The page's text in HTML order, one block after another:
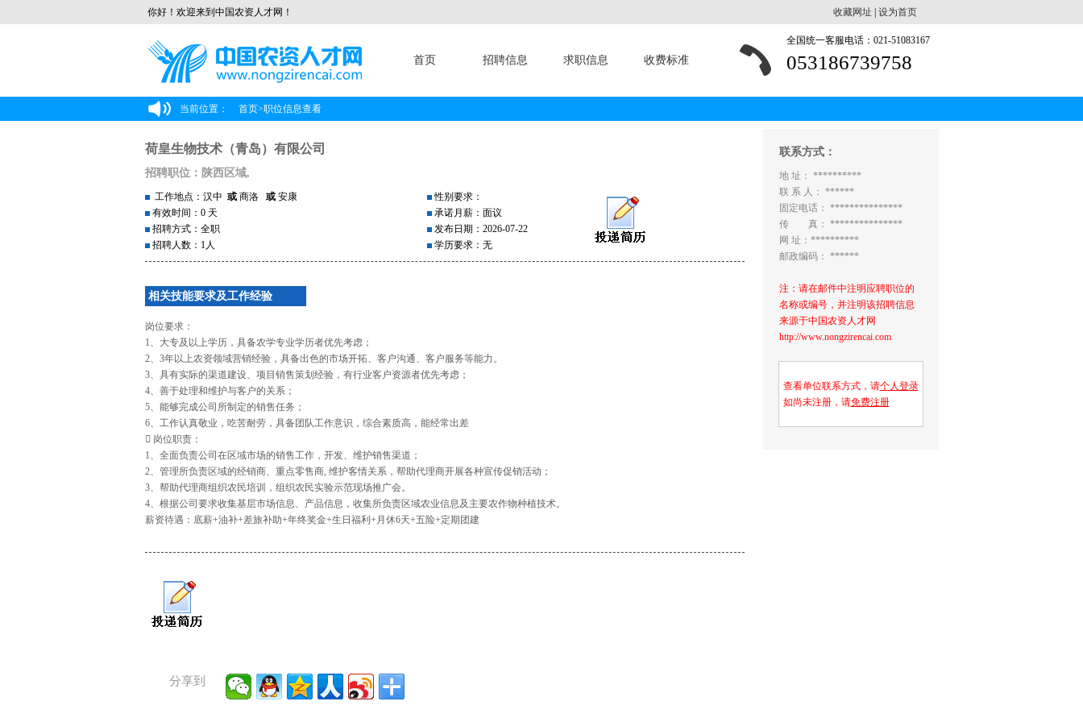
你好！欢迎来到中国农资人才网！ 收藏网址 设为首页
首页 招聘信息 求职信息 收费标准
全国统一客服电话：021-51083167
053186739758
当前位置： 首页>职位信息查看
荷皇生物技术（青岛）有限公司
招聘职位：陕西区域,
工作地点：汉中 或商洛 或安康
有效时间：0 天
招聘方式：全职
招聘人数：1人
性别要求：
承诺月薪：面议
发布日期：2026-07-22
学历要求：无
相关技能要求及工作经验
岗位要求：
1、大专及以上学历，具备农学专业学历者优先考虑；
2、3年以上农资领域营销经验，具备出色的市场开拓、客户沟通、客户服务等能力。
3、具有实际的渠道建设、项目销售策划经验，有行业客户资源者优先考虑；
4、善于处理和维护与客户的关系；
5、能够完成公司所制定的销售任务；
6、工作认真敬业，吃苦耐劳，具备团队工作意识，综合素质高，能经常出差
 岗位职责：
1、全面负责公司在区域市场的销售工作，开发、维护销售渠道；
2、管理所负责区域的经销商、重点零售商, 维护客情关系，帮助代理商开展各种宣传促销活动；
3、帮助代理商组织农民培训，组织农民实验示范现场推广会。
4、根据公司要求收集基层市场信息、产品信息，收集所负责区域农业信息及主要农作物种植技术。
薪资待遇：底薪+油补+差旅补助+年终奖金+生日福利+月休6天+五险+定期团建
分享到
联系方式：
地 址： **********
联 系 人： ******
固定电话： ***************
传 真： ***************
网 址：**********
邮政编码： ******
注：请在邮件中注明应聘职位的
名称或编号，并注明该招聘信息
来源于中国农资人才网
http://www.nongzirencai.com
查看单位联系方式，请个人登录
如尚未注册，请免费注册